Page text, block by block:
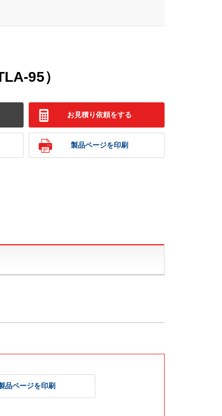
95）
お見積り依頼をする
製品ページを印刷
品ページを印刷